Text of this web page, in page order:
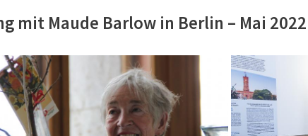
mit Maude Barlow in Berlin – Mai 2022